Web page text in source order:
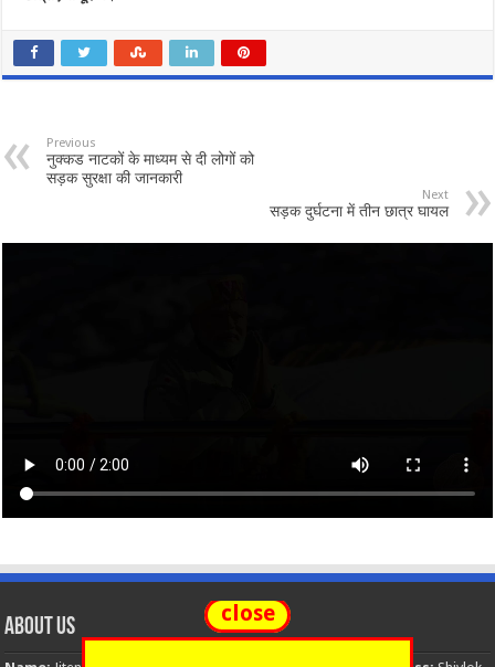
Previous
नुक्कड नाटकों के माध्यम से दी लोगों को
सड़क सुरक्षा की जानकारी
Next
सड़क दुर्घटना में तीन छात्र घायल
About Us
close